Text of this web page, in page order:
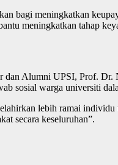
bagi meningkatkan
meningkatkan tahap
Alumni UPSI, Prof.
sosial warga universiti
lebih ramai
secara keseluruhan”.